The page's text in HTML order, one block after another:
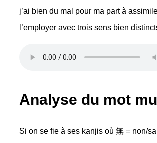
j’ai bien du mal pour ma part à
l’employer avec trois sens bien
Analyse du mot
Si on se fie à ses kanjis où 無 = non/